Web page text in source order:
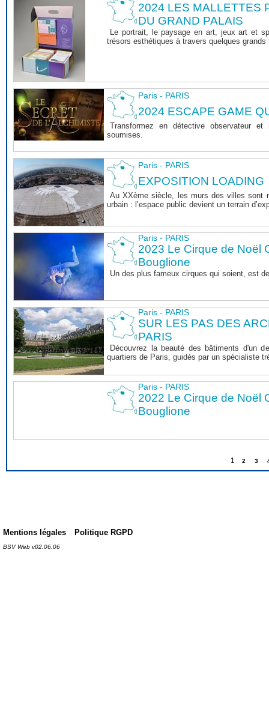
2024 LES MALLETTES
DU GRAND PALAIS
Le portrait, le paysage en art, jeux art et
trésors esthétiques à travers quelques
Paris - PARIS
2024 ESCAPE GAME
Transformez en détective observateur
soumises.
Paris - PARIS
EXPOSITION LOADING
Au XXème siècle, les murs des villes sont
urbain : l’espace public devient un terrain
Paris - PARIS
2023 Le Cirque de Noël
Bouglione
Un des plus fameux cirques qui soient, est
Paris - PARIS
SUR LES PAS DES
PARIS
Découvrez la beauté des bâtiments d'un
quartiers de Paris, guidés par un spécialiste
Paris - PARIS
2022 Le Cirque de Noël
Bouglione
1 2 3
Mentions légales Politique RGPD
BSV Web v02.06.06